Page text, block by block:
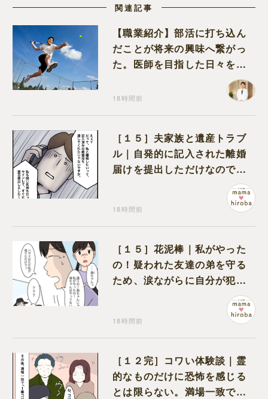
関連記事
【職業紹介】部活に打ち込ん
だことが将来の興味へ繋がっ
た。医師を目指した日々を振
18時間前
［１５］夫家族と遺産トラブ
ル｜自発的に記入された離婚
届けを提出しただけなので、
18時間前
［１５］花泥棒｜私がやった
の！疑われた友達の弟を守る
ため、涙ながらに自分が犯人
18時間前
［１２完］コワい体験談｜霊
的なものだけに恐怖を感じる
とは限らない。満場一致でコ